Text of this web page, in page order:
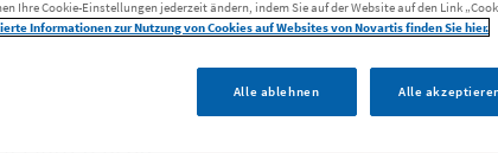
zur Arbeit
Ihre Cookie-Einstellungen jederzeit ändern, indem Sie auf der Website auf den Link
Informationen zur Nutzung von Cookies auf Websites von Novartis finden Sie hier.
Alle ablehnen Alle